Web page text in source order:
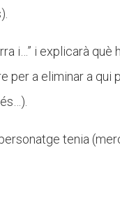
i…” i explicarà
per a eliminar a qui
tenia